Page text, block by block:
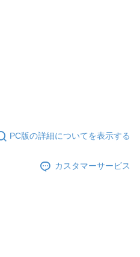
PC版の詳細についてを表示する
カスタマーサービス